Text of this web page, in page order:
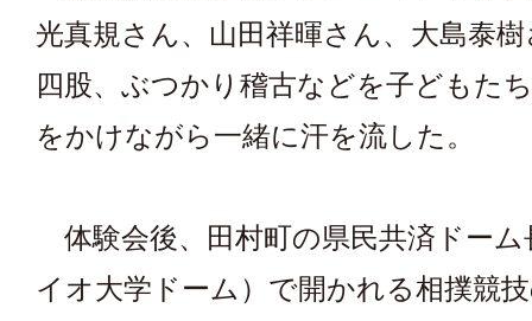
光真規さん、山田祥暉さん、大島泰
四股、ぶつかり稽古などを子どもた
をかけながら一緒に汗を流した。
体験会後、田村町の県民共済ドーム
イオ大学ドーム）で開かれる相撲競